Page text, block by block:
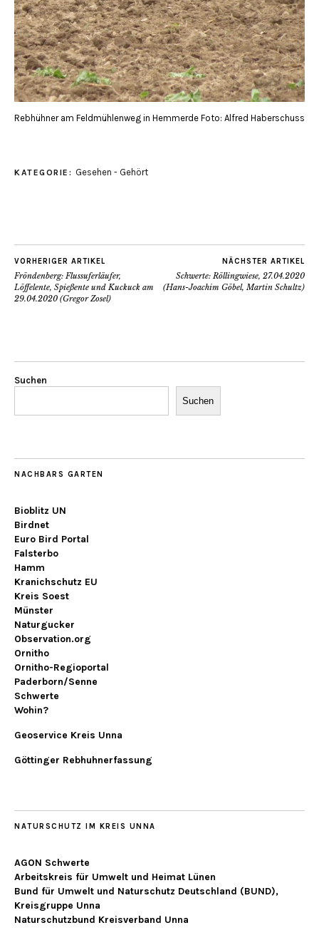
Rebhühner am Feldmühlenweg in Hemmerde Foto: Alfred Haberschuss
KATEGORIE: Gesehen - Gehört
VORHERIGER ARTIKEL
Fröndenberg: Flussuferläufer,
Löffelente, Spießente und Kuckuck am
29.04.2020 (Gregor Zosel)
NÄCHSTER ARTIKEL
Schwerte: Röllingwiese, 27.04.2020
(Hans-Joachim Göbel, Martin Schultz)
Suchen
Suchen
NACHBARS GARTEN
Bioblitz UN
Birdnet
Euro Bird Portal
Falsterbo
Hamm
Kranichschutz EU
Kreis Soest
Münster
Naturgucker
Observation.org
Ornitho
Ornitho-Regioportal
Paderborn/Senne
Schwerte
Wohin?
Geoservice Kreis Unna
Göttinger Rebhuhnerfassung
NATURSCHUTZ IM KREIS UNNA
AGON Schwerte
Arbeitskreis für Umwelt und Heimat Lünen
Bund für Umwelt und Naturschutz Deutschland (BUND),
Kreisgruppe Unna
Naturschutzbund Kreisverband Unna